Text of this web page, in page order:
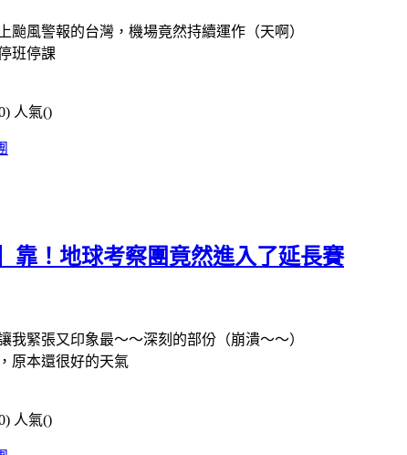
颱風警報的台灣，機場竟然持續運作（天啊）
班停課
人氣()
靠！地球考察團竟然進入了延長賽
我緊張又印象最～～深刻的部份（崩潰～～）
原本還很好的天氣
人氣()